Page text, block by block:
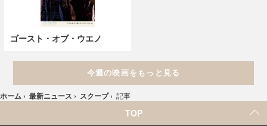
ゴースト・オブ・ウエノ
今週の映画をもっと見る
ホーム › 最新ニュース › スクープ › 記事
TOP